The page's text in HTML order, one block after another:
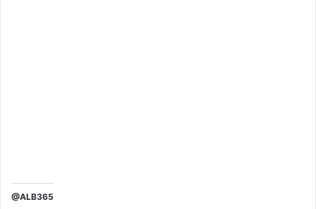
@ALB365